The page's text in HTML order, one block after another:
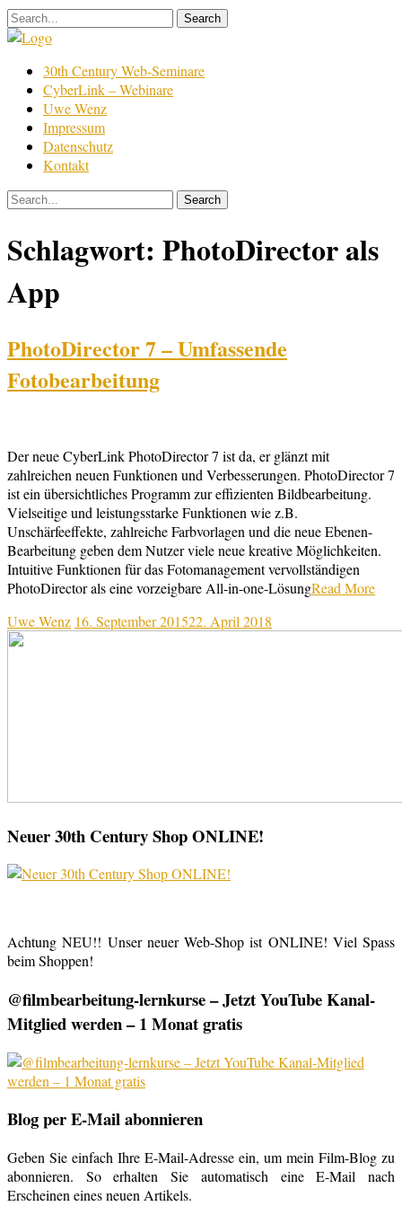
Skip
to
Film
Bearbeitung
30th Century Web-Seminare
CyberLink – Webinare
Uwe Wenz
Impressum
Datenschutz
Kontakt
Schlagwort: PhotoDirector als
App
PhotoDirector 7 – Umfassende
Fotobearbeitung
Der neue CyberLink PhotoDirector 7 ist da, er glänzt mit
zahlreichen neuen Funktionen und Verbesserungen. PhotoDirector 7
ist ein übersichtliches Programm zur effizienten Bildbearbeitung.
Vielseitige und leistungsstarke Funktionen wie z.B.
Unschärfeeffekte, zahlreiche Farbvorlagen und die neue Ebenen-
Bearbeitung geben dem Nutzer viele neue kreative Möglichkeiten.
Intuitive Funktionen für das Fotomanagement vervollständigen
PhotoDirector als eine vorzeigbare All-in-one-LösungRead More
Uwe Wenz 16. September 201522. April 2018
Neuer 30th Century Shop ONLINE!
Achtung NEU!! Unser neuer Web-Shop ist ONLINE! Viel Spass
beim Shoppen!
@filmbearbeitung-lernkurse – Jetzt YouTube Kanal-
Mitglied werden – 1 Monat gratis
Blog per E-Mail abonnieren
Geben Sie einfach Ihre E-Mail-Adresse ein, um mein Film-Blog zu
abonnieren. So erhalten Sie automatisch eine E-Mail nach
Erscheinen eines neuen Artikels.